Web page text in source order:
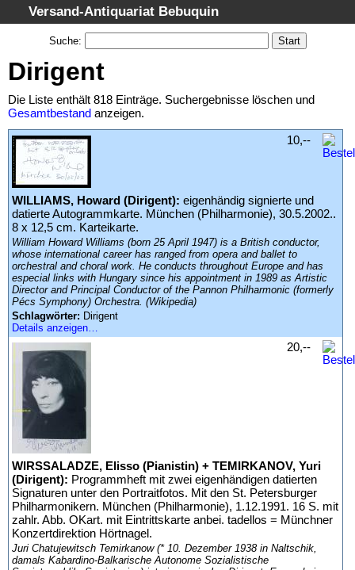
Versand-Antiquariat Bebuquin
Startseite
Suche
Kategorien
Schlagwörter
Suchergebnisse
Warenkorb
AGB
Widerruf
Datenschutz
Impressum
Suche:
Dirigent
Die Liste enthält 818 Einträge. Suchergebnisse löschen und
Gesamtbestand anzeigen.
WILLIAMS, Howard (Dirigent): eigenhändig signierte und
datierte Autogrammkarte. München (Philharmonie), 30.5.2002..
8 x 12,5 cm. Karteikarte.
William Howard Williams (born 25 April 1947) is a British conductor,
whose international career has ranged from opera and ballet to
orchestral and choral work. He conducts throughout Europe and has
especial links with Hungary since his appointment in 1989 as Artistic
Director and Principal Conductor of the Pannon Philharmonic (formerly
Pécs Symphony) Orchestra. (Wikipedia)
Schlagwörter: Dirigent
Details anzeigen…
10,--
WIRSSALADZE, Elisso (Pianistin) + TEMIRKANOV, Yuri
(Dirigent): Programmheft mit zwei eigenhändigen datierten
Signaturen unter den Portraitfotos. Mit den St. Petersburger
Philharmonikern. München (Philharmonie), 1.12.1991. 16 S. mit
zahlr. Abb. OKart. mit Eintrittskarte anbei. tadellos = Münchner
Konzertdirektion Hörtnagel.
Juri Chatujewitsch Temirkanow (* 10. Dezember 1938 in Naltschik,
damals Kabardino-Balkarische Autonome Sozialistische
20,--